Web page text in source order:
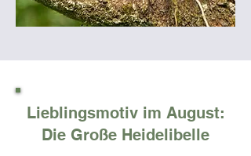
Lieblingsmotiv im August:
Die Große Heidelibelle